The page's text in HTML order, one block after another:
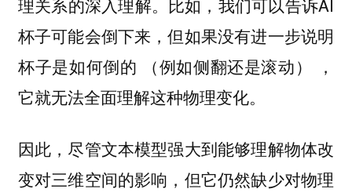
杯子可能会倒下来，但如果没有进一步说明
杯子是如何倒的 （例如侧翻还是滚动） ，
它就无法全面理解这种物理变化。
因此，尽管文本模型强大到能够理解物体改
变对三维空间的影响，但它仍然缺少对物理